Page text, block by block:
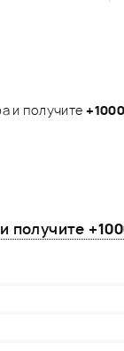
и получите
получите